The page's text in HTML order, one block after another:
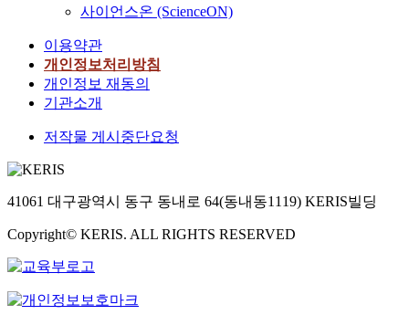
사이언스온 (ScienceON)
이용약관
개인정보처리방침
개인정보 재동의
기관소개
저작물 게시중단요청
41061 대구광역시 동구 동내로 64(동내동1119) KERIS빌딩
Copyright© KERIS. ALL RIGHTS RESERVED